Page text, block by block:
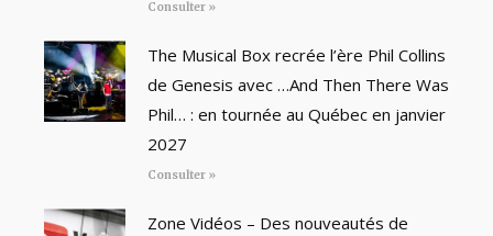
Consulter »
The Musical Box recrée l’ère Phil Collins
de Genesis avec …And Then There Was
Phil… : en tournée au Québec en janvier
2027
Consulter »
Zone Vidéos – Des nouveautés de